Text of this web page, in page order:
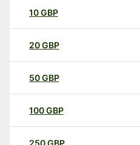
10GBP
20GBP
50GBP
100GBP